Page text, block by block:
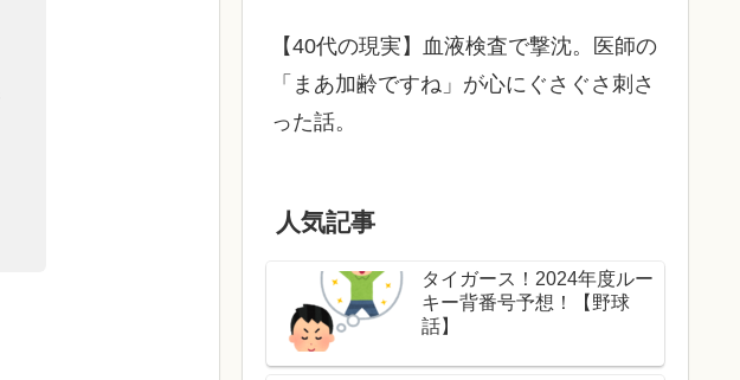
【40代の現実】血液検査で撃沈。医師の
「まあ加齢ですね」が心にぐさぐさ刺さ
った話。
人気記事
タイガース！2024年度ルー
キー背番号予想！【野球
話】